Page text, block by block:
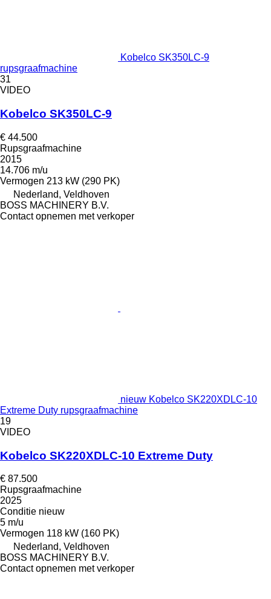
Kobelco SK350LC-9
rupsgraafmachine
31
VIDEO
Kobelco SK350LC-9
€ 44.500
Rupsgraafmachine
2015
14.706 m/u
Vermogen 213 kW (290 PK)
Nederland, Veldhoven
BOSS MACHINERY B.V.
Contact opnemen met verkoper
nieuw Kobelco SK220XDLC-10
Extreme Duty rupsgraafmachine
19
VIDEO
Kobelco SK220XDLC-10 Extreme Duty
€ 87.500
Rupsgraafmachine
2025
Conditie nieuw
5 m/u
Vermogen 118 kW (160 PK)
Nederland, Veldhoven
BOSS MACHINERY B.V.
Contact opnemen met verkoper